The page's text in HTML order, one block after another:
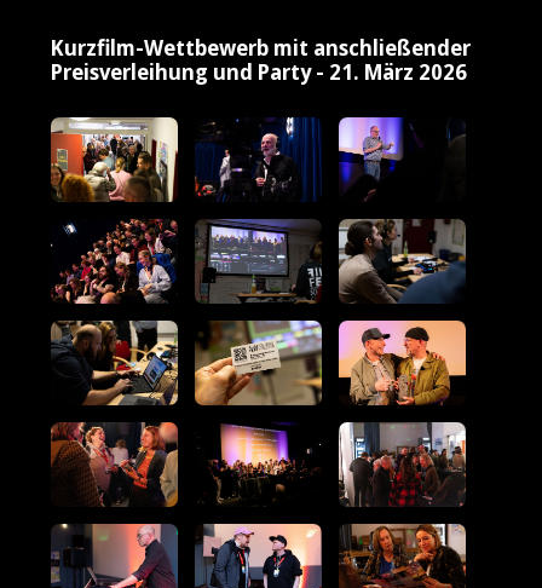
Kurzfilm-Wettbewerb mit anschließender
Preisverleihung und Party - 21. März 2026